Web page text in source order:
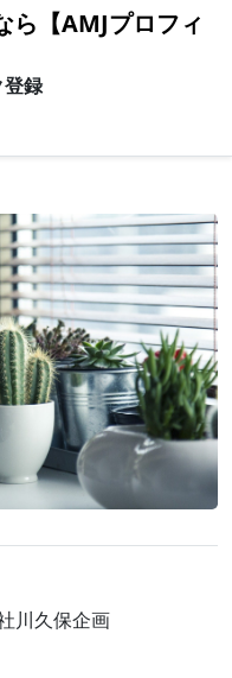
ら【AMJプロフィ
登録
川久保企画